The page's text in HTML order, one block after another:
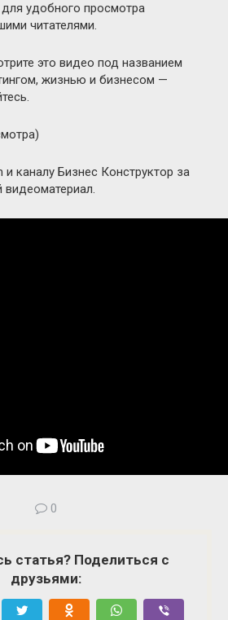
удобного просмотра
читателями.
это видео под названием
жизнью и бизнесом —
каналу Бизнес Конструктор за
видеоматериал.
0
статья? Поделиться с
друзьями: